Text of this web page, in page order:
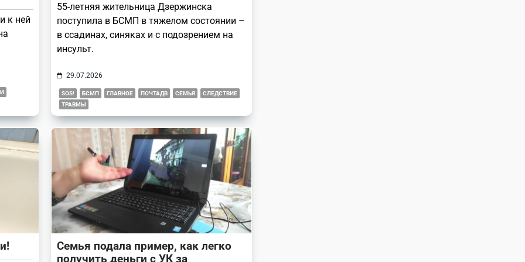
к ней
55-летняя жительница Дзержинска
поступила в БСМП в тяжелом состоянии –
в ссадинах, синяках и с подозрением на
инсульт.
29.07.2026
SOS! БСМП ГЛАВНОЕ ПОЧТАДВ СЕМЬЯ
СЛЕДСТВИЕ
ТРАВМЫ
Семья подала пример, как легко
получить деньги с УК за